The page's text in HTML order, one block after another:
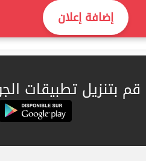
إضافة إعلان
قم بتنزيل تطبيقات